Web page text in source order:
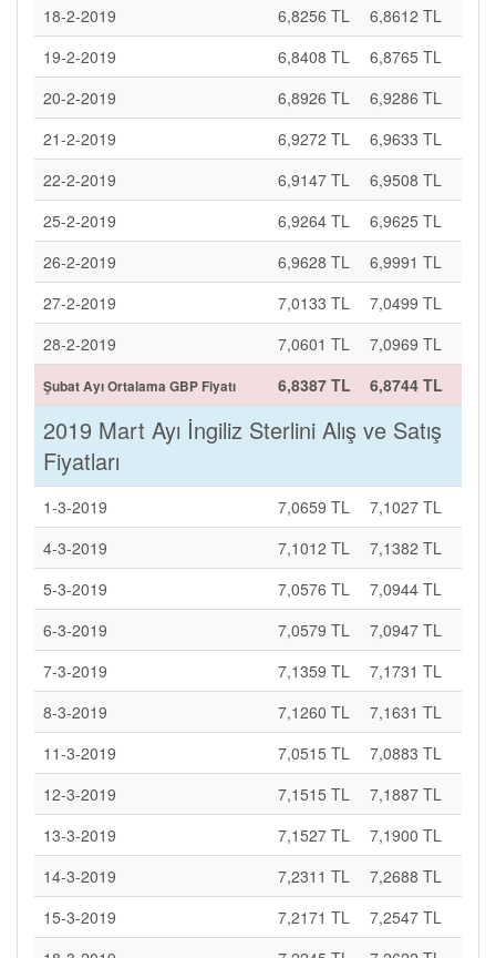
18-2-2019 6,8256 TL
6,8612 TL
19-2-2019
6,8408 TL
6,8765 TL
20-2-2019
6,8926 TL
6,9286 TL
21-2-2019
6,9272 TL
6,9633 TL
22-2-2019
6,9147 TL
6,9508 TL
25-2-2019
6,9264 TL
6,9625 TL
26-2-2019
6,9628 TL
6,9991 TL
27-2-2019
7,0133 TL
7,0499 TL
28-2-2019
7,0601 TL 7,0969 TL
Şubat Ayı Ortalama GBP Fiyatı 6,8387 TL 6,8744 TL
2019 Mart Ayı İngiliz Sterlini Alış ve Satış
Fiyatları
1-3-2019 7,0659 TL
7,1027 TL
4-3-2019
7,1012 TL
7,1382 TL
5-3-2019
7,0576 TL
7,0944 TL
6-3-2019
7,0579 TL
7,0947 TL
7-3-2019
7,1359 TL
7,1731 TL
8-3-2019
7,1260 TL
7,1631 TL
11-3-2019
7,0515 TL
7,0883 TL
12-3-2019
7,1515 TL
7,1887 TL
13-3-2019
7,1527 TL
7,1900 TL
14-3-2019
7,2311 TL
7,2688 TL
15-3-2019
7,2171 TL
7,2547 TL